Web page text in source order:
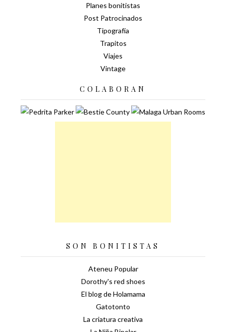
Planes bonitistas
Post Patrocinados
Tipografía
Trapitos
Viajes
Vintage
COLABORAN
SON BONITISTAS
Ateneu Popular
Dorothy's red shoes
El blog de Holamama
Gatotonto
La criatura creativa